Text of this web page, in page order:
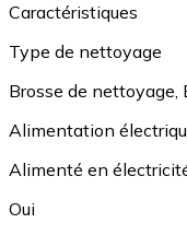
Caractéristiques
Type de nettoyage
Brosse de nettoyage,
Alimentation
Alimenté en
Oui